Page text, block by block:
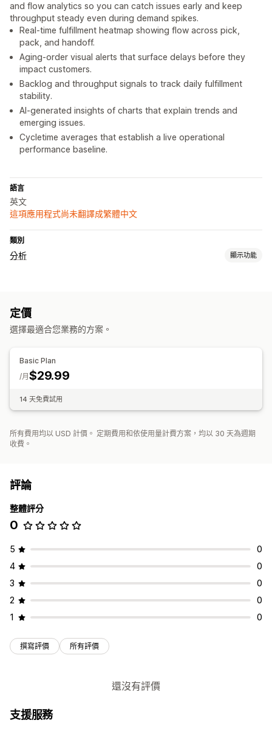
and flow analytics so you can catch issues early and keep
throughput steady even during demand spikes.
Real‑time fulfillment heatmap showing flow across pick,
pack, and handoff.
Aging‑order visual alerts that surface delays before they
impact customers.
Backlog and throughput signals to track daily fulfillment
stability.
AI‑generated insights of charts that explain trends and
emerging issues.
Cycletime averages that establish a live operational
performance baseline.
語言
英文
這項應用程式尚未翻譯成繁體中文
類別
分析 顯示功能
定價
選擇最適合您業務的方案。
Basic Plan
$29.99
/月
14 天免費試用
所有費用均以 USD 計價。 定期費用和依使用量計費方案，均以 30 天為週期
收費。
評論
整體評分
0
5
0
4
0
3
0
2
0
1
0
撰寫評價 所有評價
還沒有評價
支援服務